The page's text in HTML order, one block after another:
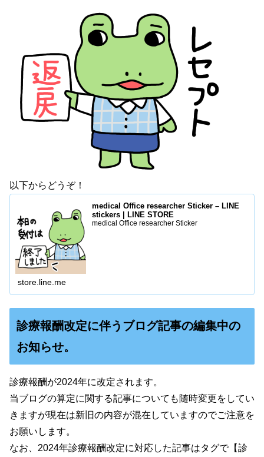
以下からどうぞ！
medical Office researcher Sticker – LINE
stickers | LINE STORE
medical Office researcher Sticker
store.line.me
診療報酬改定に伴うブログ記事の編集中の
お知らせ。
診療報酬が2024年に改定されます。
当ブログの算定に関する記事についても随時変更をしてい
きますが現在は新旧の内容が混在していますのでご注意を
お願いします。
なお、2024年診療報酬改定に対応した記事はタグで【診